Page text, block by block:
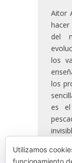
Aitor
hacer
del
los
los
es
Utilizamos
funcionamiento